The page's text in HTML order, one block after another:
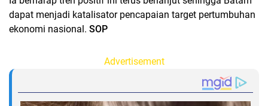
dapat menjadi katalisator pencapaian target pertumbuhan
ekonomi nasional. SOP
Advertisement